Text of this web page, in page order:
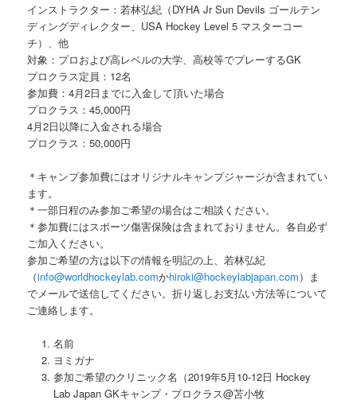
インストラクター：若林弘紀（DYHA Jr Sun Devils ゴールテン
ディングディレクター、USA Hockey Level 5 マスターコー
チ）、他
対象：プロおよび高レベルの大学、高校等でプレーするGK
プロクラス定員：12名
参加費：4月2日までに入金して頂いた場合
プロクラス：45,000円
4月2日以降に入金される場合
プロクラス：50,000円
＊キャンプ参加費にはオリジナルキャンプジャージが含まれてい
ます。
＊一部日程のみ参加ご希望の場合はご相談ください。
＊参加費にはスポーツ傷害保険は含まれておりません。各自必ず
ご加入ください。
参加ご希望の方は以下の情報を明記の上、若林弘紀
（info@worldhockeylab.comかhiroki@hockeylabjapan.com）ま
でメールで送信してください。折り返しお支払い方法等について
ご連絡します。
名前
ヨミガナ
参加ご希望のクリニック名（2019年5月10-12日 Hockey
Lab Japan GKキャンプ・プロクラス@苫小牧